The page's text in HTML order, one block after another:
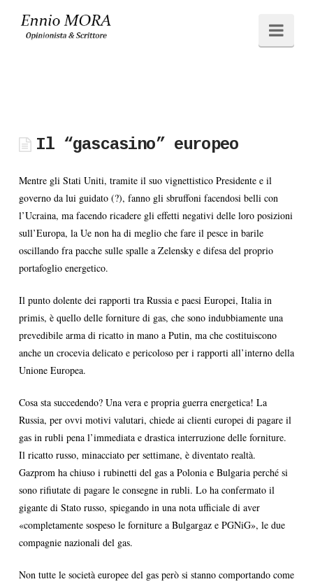
Ennio
Il “gascasino” europeo
Mentre gli Stati Uniti, tramite il suo vignettistico Presidente e il
governo da lui guidato (?), fanno gli sbruffoni facendosi belli con
l’Ucraina, ma facendo ricadere gli effetti negativi delle loro posizioni
sull’Europa, la Ue non ha di meglio che fare il pesce in barile
oscillando fra pacche sulle spalle a Zelensky e difesa del proprio
portafoglio energetico.
Il punto dolente dei rapporti tra Russia e paesi Europei, Italia in
primis, è quello delle forniture di gas, che sono indubbiamente una
prevedibile arma di ricatto in mano a Putin, ma che costituiscono
anche un crocevia delicato e pericoloso per i rapporti all’interno della
Unione Europea.
Cosa sta succedendo? Una vera e propria guerra energetica! La
Russia, per ovvi motivi valutari, chiede ai clienti europei di pagare il
gas in rubli pena l’immediata e drastica interruzione delle forniture.
Il ricatto russo, minacciato per settimane, è diventato realtà.
Gazprom ha chiuso i rubinetti del gas a Polonia e Bulgaria perché si
sono rifiutate di pagare le consegne in rubli. Lo ha confermato il
gigante di Stato russo, spiegando in una nota ufficiale di aver
«completamente sospeso le forniture a Bulgargaz e PGNiG», le due
compagnie nazionali del gas.
Non tutte le società europee del gas però si stanno comportando come